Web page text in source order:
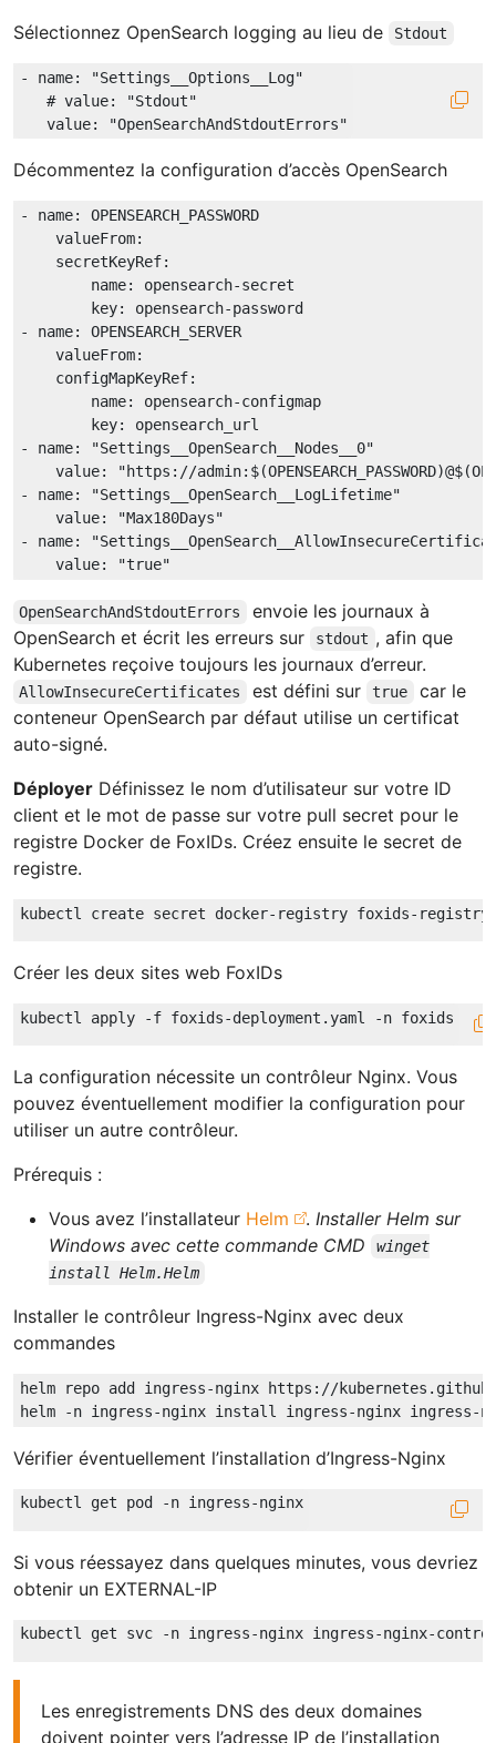
Sélectionnez OpenSearch logging au lieu de
Stdout
- name:
"Settings__Options__Log"
# value: "Stdout"
value:
"OpenSearchAndStdoutErrors"
Décommentez la configuration d’accès OpenSearch
- name:
OPENSEARCH_PASSWORD
valueFrom:
secretKeyRef:
name:
opensearch-secret
key:
opensearch-password
-
name:
OPENSEARCH_SERVER
valueFrom:
configMapKeyRef:
name:
opensearch-configmap
key:
opensearch_url
-
name:
"Settings__OpenSearch__Nodes__0"
value:
"https://
-
name:
"Settings__OpenSearch__LogLifetime"
value:
"Max180Days"
-
name:
value:
"true"
OpenSearchAndStdoutErrors
envoie les journaux à
OpenSearch et écrit les erreurs sur
stdout , afin que
Kubernetes reçoive toujours les journaux d’erreur.
AllowInsecureCertificates est défini sur true
car le
conteneur OpenSearch par défaut utilise un certificat
auto-signé.
Déployer Définissez le nom d’utilisateur sur votre ID
client et le mot de passe sur votre pull secret pour le
registre Docker de FoxIDs. Créez ensuite le secret de
registre.
Créer les deux sites web FoxIDs
La configuration nécessite un contrôleur Nginx. Vous
pouvez éventuellement modifier la configuration pour
utiliser un autre contrôleur.
Prérequis :
Vous avez l’installateur Helm . Installer Helm sur
Windows avec cette commande CMD
winget
install Helm.Helm
Installer le contrôleur Ingress-Nginx avec deux
commandes
helm repo add ingress-nginx https://
Vérifier éventuellement l’installation d’Ingress-Nginx
kubectl get pod -n ingress-nginx
Si vous réessayez dans quelques minutes, vous devriez
obtenir un EXTERNAL-IP
Les enregistrements DNS des deux domaines
doivent pointer vers l’adresse IP de l’installation